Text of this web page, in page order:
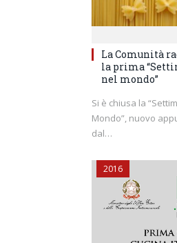
La Comunità
la prima
nel mondo”
Si è chiusa la
Mondo”, nuovo
dal…
2016